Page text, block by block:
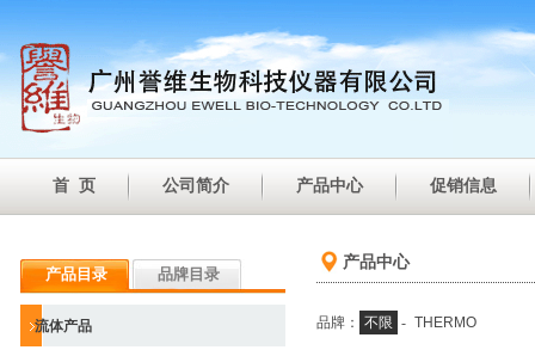
首 页 公司简介 产品中心 促销信息
产品目录 品牌目录
流体产品
产品中心
品牌： 不限 - THERMO